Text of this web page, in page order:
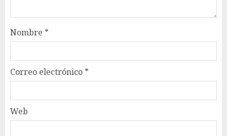
Nombre *
Correo electrónico *
Web